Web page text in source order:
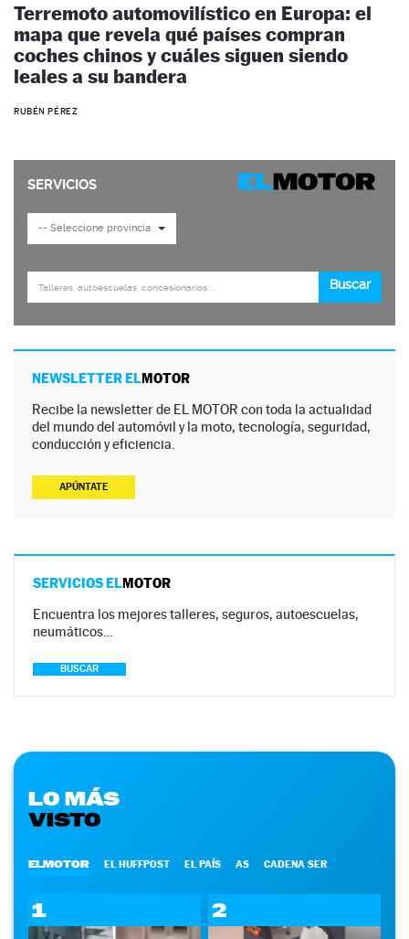
Terremoto automovilístico en Europa: el
mapa que revela qué países compran
coches chinos y cuáles siguen siendo
leales a su bandera
RUBÉN PÉREZ
NEWSLETTER ELMOTOR
Recibe la newsletter de EL MOTOR con toda la actualidad
del mundo del automóvil y la moto, tecnología, seguridad,
conducción y eficiencia.
APÚNTATE
SERVICIOS ELMOTOR
Encuentra los mejores talleres, seguros, autoescuelas,
neumáticos…
BUSCAR
LO MÁS
VISTO
ELMOTOR EL HUFFPOST EL PAÍS AS CADENA SER
1 2